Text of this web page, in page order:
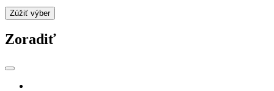
Zúžiť výber
Zoradiť